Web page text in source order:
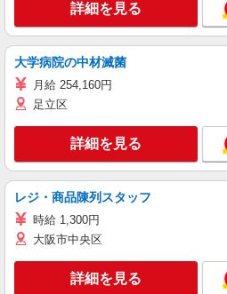
詳細を見る
大学病院の中材滅菌
月給 254,160円
足立区
詳細を見る
レジ・商品陳列スタッフ
時給 1,300円
大阪市中央区
詳細を見る